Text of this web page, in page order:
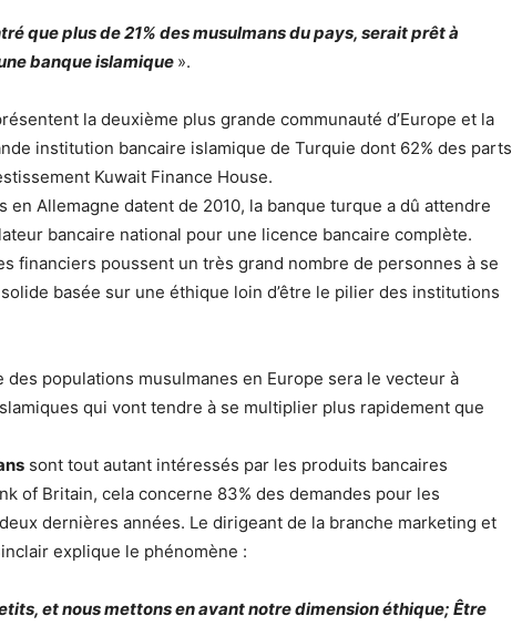
que plus de 21% des musulmans du pays, serait prêt à
banque islamique ».
la deuxième plus grande communauté d’Europe et la
institution bancaire islamique de Turquie dont 62% des parts
Kuwait Finance House.
en Allemagne datent de 2010, la banque turque a dû attendre
bancaire national pour une licence bancaire complète.
financiers poussent un très grand nombre de personnes à se
basée sur une éthique loin d’être le pilier des institutions
des populations musulmanes en Europe sera le vecteur à
qui vont tendre à se multiplier plus rapidement que
sont tout autant intéressés par les produits bancaires
of Britain, cela concerne 83% des demandes pour les
dernières années. Le dirigeant de la branche marketing et
explique le phénomène :
et nous mettons en avant notre dimension éthique; Être